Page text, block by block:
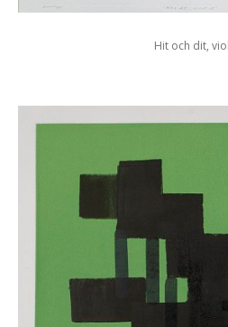
Hit och dit,